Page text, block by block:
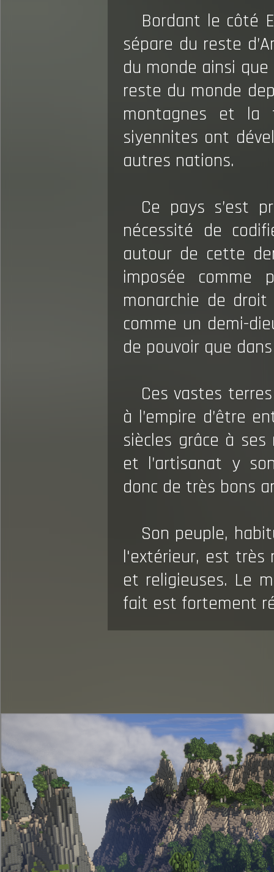
Bordant le côté
sépare du reste
du monde ainsi
reste du monde
montagnes et la
siyennites ont
autres nations.
Ce pays s’est
nécessité de
autour de cette
imposée comme
monarchie de
comme un demi-
de pouvoir que
Ces vastes
à l’empire d’être
siècles grâce à ses
et l’artisanat y
donc de très bons
Son peuple,
l'extérieur, est très
et religieuses. Le
fait est fortement